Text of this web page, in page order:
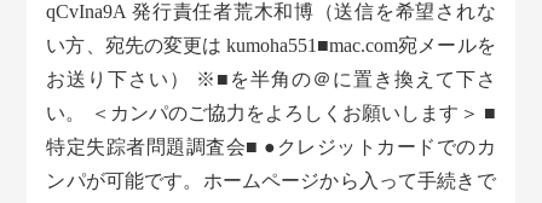
qCvIna9A 発行責任者荒木和博（送信を希望されな
い方、宛先の変更は kumoha551■mac.com宛メールを
お送り下さい） ※■を半角の＠に置き換えて下さ
い。 ＜カンパのご協力をよろしくお願いします＞ ■
特定失踪者問題調査会■ ●クレジットカードでのカ
ンパが可能です。ホームページから入って手続きで